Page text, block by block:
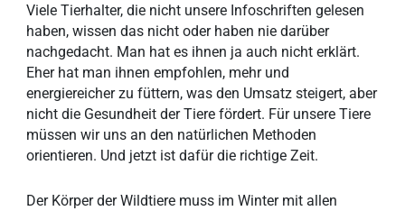
Viele Tierhalter, die nicht unsere Infoschriften gelesen
haben, wissen das nicht oder haben nie darüber
nachgedacht. Man hat es ihnen ja auch nicht erklärt.
Eher hat man ihnen empfohlen, mehr und
energiereicher zu füttern, was den Umsatz steigert, aber
nicht die Gesundheit der Tiere fördert. Für unsere Tiere
müssen wir uns an den natürlichen Methoden
orientieren. Und jetzt ist dafür die richtige Zeit.
Der Körper der Wildtiere muss im Winter mit allen